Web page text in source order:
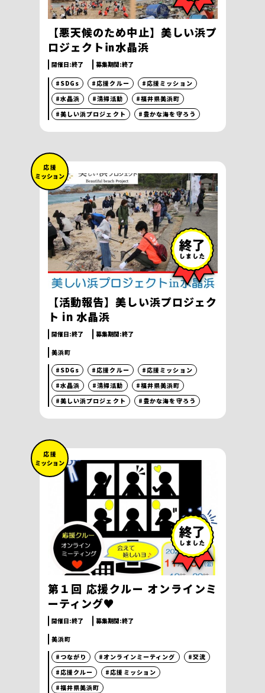
【悪天候のため中止】美しい浜プ
ロジェクト㏌水晶浜
開催日:終了 募集期間:終了
#SDGs #応援クルー
#応援ミッション
#水晶浜
#清掃活動
#福井県美浜町
#美しい浜プロジェクト
#豊かな海を守ろう
応 援
ミッション
【活動報告】美しい浜プロジェク
ト in 水晶浜
開催日:終了 募集期間:終了
美浜町
#SDGs
#応援クルー
#応援ミッション
#水晶浜
#清掃活動
#福井県美浜町
#美しい浜プロジェクト
#豊かな海を守ろう
応 援
ミッション
第１回 応援クルー オンラインミ
ーティング♥
開催日:終了 募集期間:終了
美浜町
#つながり
#オンラインミーティング
#交流
#応援クルー
#応援ミッション
#福井県美浜町